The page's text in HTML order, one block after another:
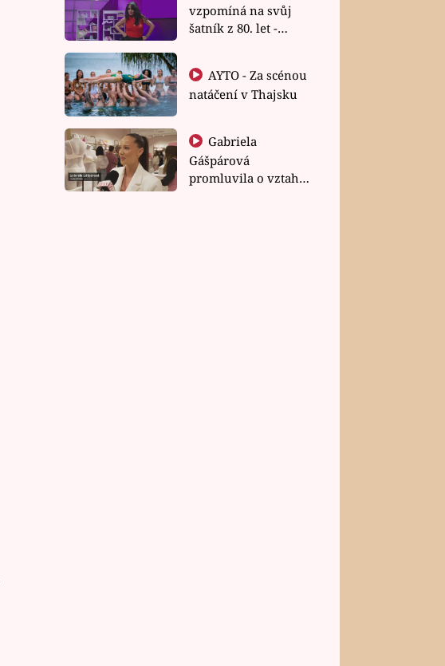
vzpomíná na svůj
šatník z 80. let -
natáčení v Thajsku
Gabriela
Gášpárová
promluvila o vztahu